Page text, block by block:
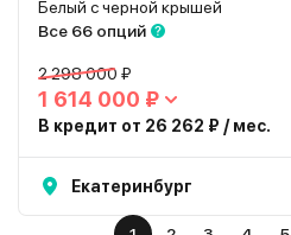
Белый с черной крышей
Все 66 опций
2 298 000 ₽
1 614 000 ₽
В кредит от 26 262 ₽ / мес.
Екатеринбург